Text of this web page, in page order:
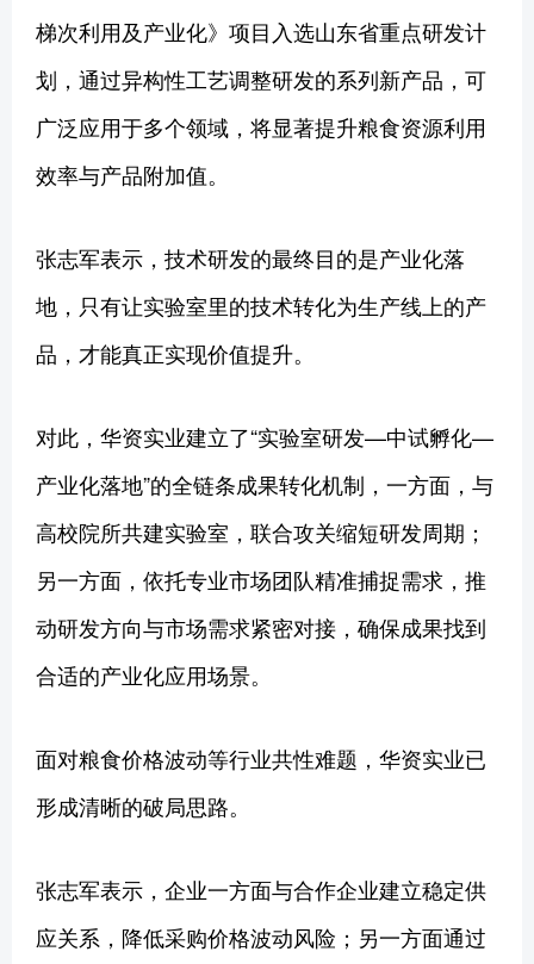
梯次利用及产业化》项目入选山东省重点研发计
划，通过异构性工艺调整研发的系列新产品，可
广泛应用于多个领域，将显著提升粮食资源利用
效率与产品附加值。
张志军表示，技术研发的最终目的是产业化落
地，只有让实验室里的技术转化为生产线上的产
品，才能真正实现价值提升。
对此，华资实业建立了“实验室研发—中试孵化—
产业化落地”的全链条成果转化机制，一方面，与
高校院所共建实验室，联合攻关缩短研发周期；
另一方面，依托专业市场团队精准捕捉需求，推
动研发方向与市场需求紧密对接，确保成果找到
合适的产业化应用场景。
面对粮食价格波动等行业共性难题，华资实业已
形成清晰的破局思路。
张志军表示，企业一方面与合作企业建立稳定供
应关系，降低采购价格波动风险；另一方面通过